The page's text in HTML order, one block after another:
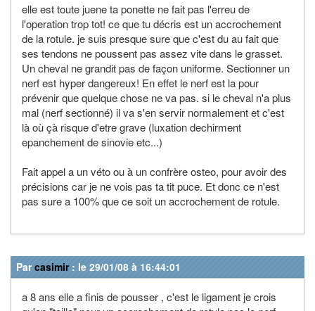
elle est toute juene ta ponette ne fait pas l'erreu de
l'operation trop tot! ce que tu décris est un accrochement
de la rotule. je suis presque sure que c'est du au fait que
ses tendons ne poussent pas assez vite dans le grasset.
Un cheval ne grandit pas de façon uniforme. Sectionner un
nerf est hyper dangereux! En effet le nerf est la pour
prévenir que quelque chose ne va pas. si le cheval n'a plus
mal (nerf sectionné) il va s'en servir normalement et c'est
là où çà risque d'etre grave (luxation dechirment
epanchement de sinovie etc...)
Fait appel a un véto ou à un confrère osteo, pour avoir des
précisions car je ne vois pas ta tit puce. Et donc ce n'est
pas sure a 100% que ce soit un accrochement de rotule.
Parcasimir: le 29/01/08 à 16:44:01
a 8 ans elle a finis de pousser , c'est le ligament je crois